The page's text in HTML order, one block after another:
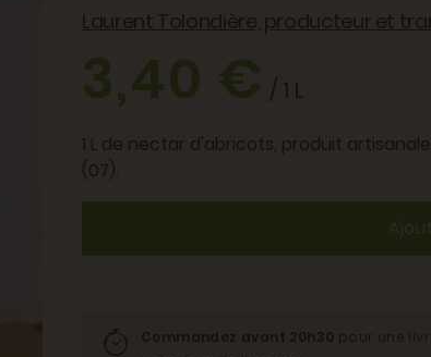
Laurent Tolondière, producteur et
3,40 €/ 1 L
1 L de nectar d'abricots, produit
(07).